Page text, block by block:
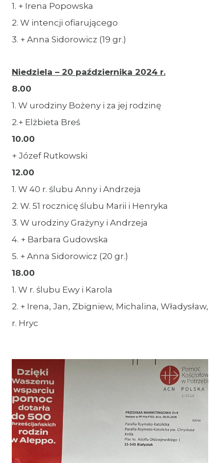
1. + Irena Popowska
2. W intencji ofiarującego
3. + Anna Sidorowicz (19 gr.)
Niedziela – 20 października 2024 r.
8.00
1. W urodziny Bożeny i za jej rodzinę
2.+ Elżbieta Breś
10.00
+ Józef Rutkowski
12.00
1. W 40 r. ślubu Anny i Andrzeja
2. W. 51 rocznicę ślubu Marii i Henryka
3. W urodziny Grażyny i Andrzeja
4. + Barbara Gudowska
5. + Anna Sidorowicz (20 gr.)
18.00
1. W r. ślubu Ewy i Karola
2. + Irena, Jan, Zbigniew, Michalina, Władysław,
r. Hryc